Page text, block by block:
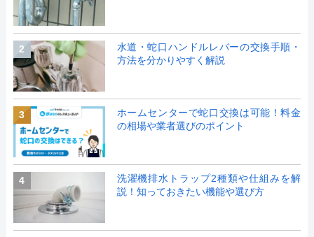
2
水道・蛇口ハンドルレバーの交換手順・
方法を分かりやすく解説
3
ホームセンターで蛇口交換は可能！料金
の相場や業者選びのポイント
4
洗濯機排水トラップ2種類や仕組みを解
説！知っておきたい機能や選び方